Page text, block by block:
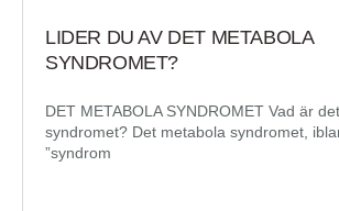
LIDER DU AV DET METABOLA
SYNDROMET?
DET METABOLA SYNDROMET Vad är
syndromet? Det metabola syndromet,
”syndrom